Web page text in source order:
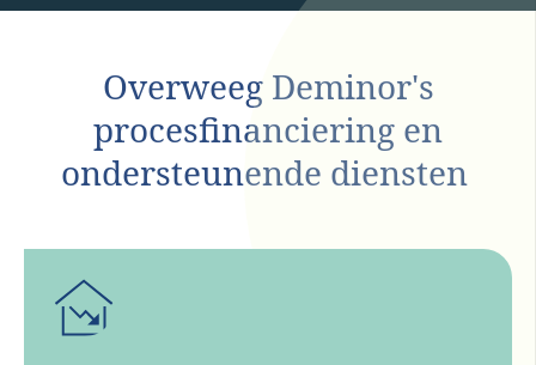
Overweeg Deminor's
procesfinanciering en
ondersteunende diensten